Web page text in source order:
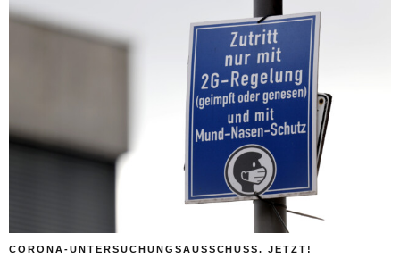
CORONA-UNTERSUCHUNGSAUSSCHUSS. JETZT!